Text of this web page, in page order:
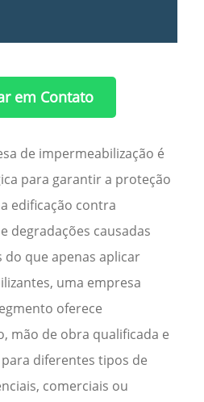
em Contato
de impermeabilização é
para garantir a proteção
edificação contra
degradações causadas
do que apenas aplicar
uma empresa
oferece
mão de obra qualificada e
diferentes tipos de
comerciais ou